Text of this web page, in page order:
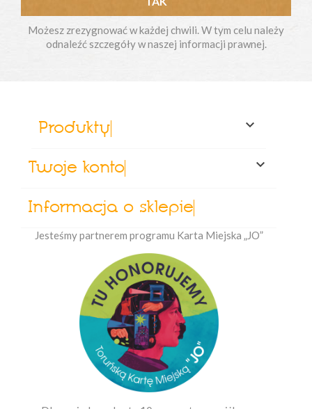
Możesz zrezygnować w każdej chwili. W tym celu należy
odnaleźć szczegóły w naszej informacji prawnej.
Produkty 
Twoje konto 
Informacja o sklepie
Jesteśmy partnerem programu Karta Miejska „JO”